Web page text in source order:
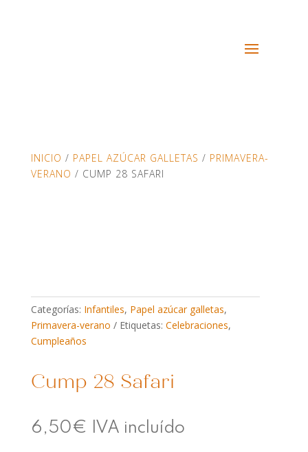
INICIO / PAPEL AZÚCAR GALLETAS / PRIMAVERA-
VERANO / CUMP 28 SAFARI
Categorías: Infantiles, Papel azúcar galletas,
Primavera-verano
Etiquetas: Celebraciones,
Cumpleaños
Cump 28 Safari
6,50€ IVA incluído